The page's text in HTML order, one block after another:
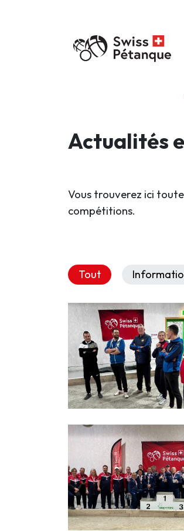
Actualités
Vous trouverez ici
compétitions.
Tout